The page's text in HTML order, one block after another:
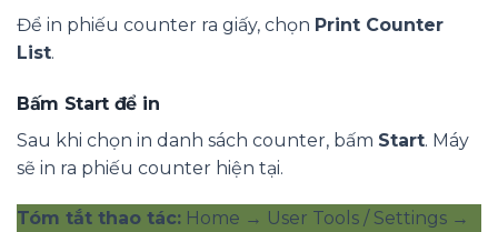
Để in phiếu counter ra giấy, chọn Print Counter
List.
Bấm Start để in
Sau khi chọn in danh sách counter, bấm Start. Máy
sẽ in ra phiếu counter hiện tại.
Tóm tắt thao tác: Home → User Tools / Settings →